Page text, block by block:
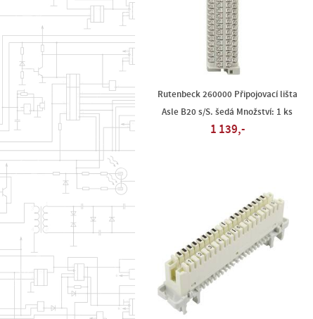
Rutenbeck 260000 Připojovací lišta
Asle B20 s/S. šedá Množství: 1 ks
1 139,-